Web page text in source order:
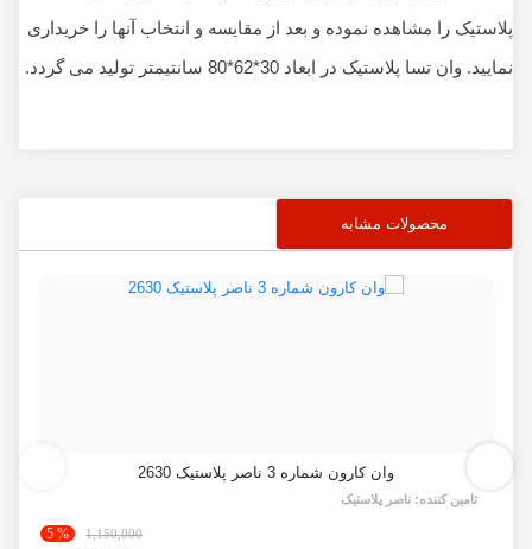
پلاستیک را مشاهده نموده و بعد از مقایسه و انتخاب آنها را خریداری
نمایید. وان تسا پلاستیک در ابعاد 30*62*80 سانتیمتر تولید می گردد.
محصولات مشابه
وان کارون شماره 3 ناصر پلاستیک 2630
تامین کننده: ناصر پلاستیک
1,150,000
% 5